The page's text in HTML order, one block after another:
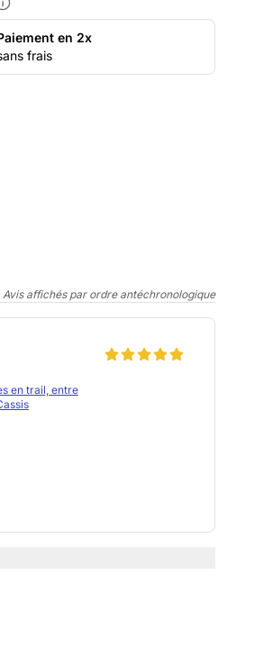
en 2x
frais
Avis affichés par ordre antéchronologique
en trail, entre